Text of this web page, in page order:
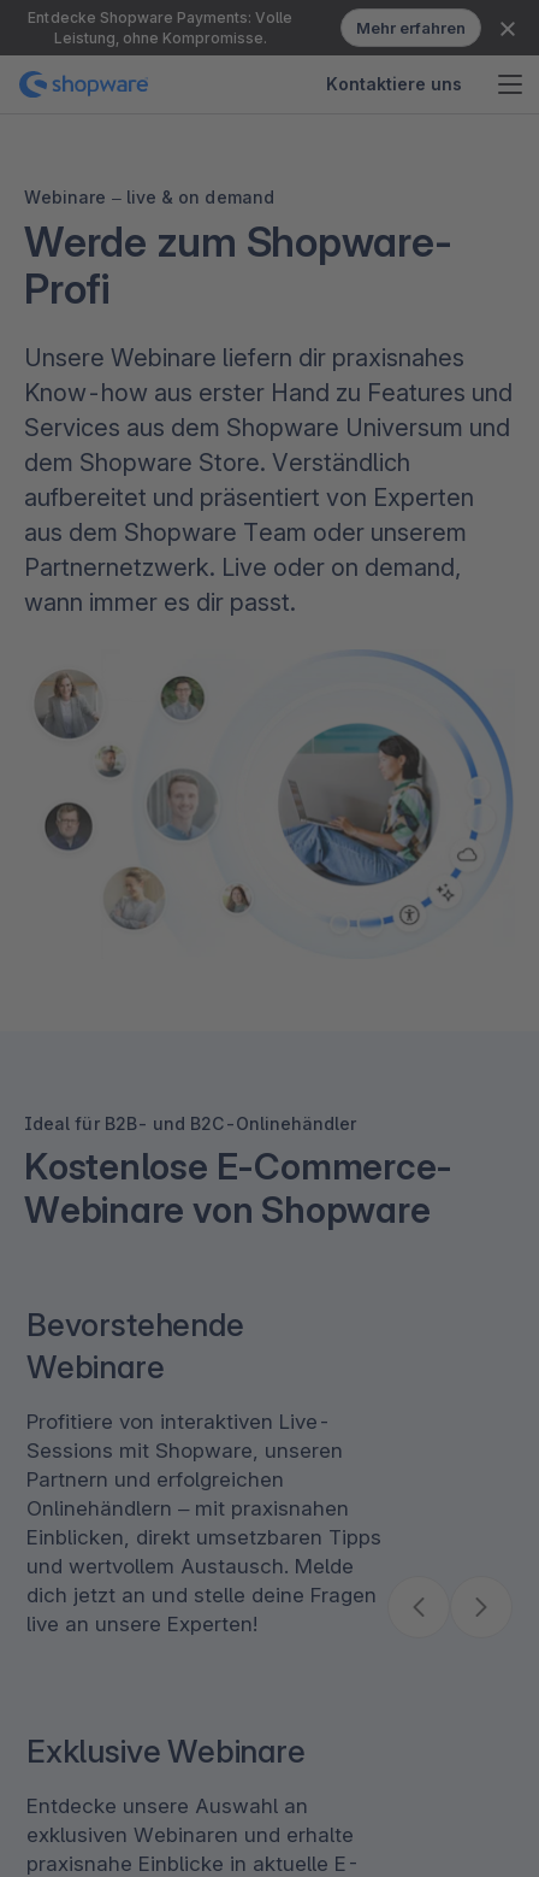
Entdecke Shopware Payments: Volle
Leistung, ohne Kompromisse.
Mehr erfahren
Kontaktiere uns
Webinare – live & on demand
Werde zum Shopware-
Profi
Unsere Webinare liefern dir praxisnahes
Know-how aus erster Hand zu Features und
Services aus dem Shopware Universum und
dem Shopware Store. Verständlich
aufbereitet und präsentiert von Experten
aus dem Shopware Team oder unserem
Partnernetzwerk. Live oder on demand,
wann immer es dir passt.
Ideal für B2B- und B2C-Onlinehändler
Kostenlose E-Commerce-
Webinare von Shopware
Bevorstehende
Webinare
Profitiere von interaktiven Live-
Sessions mit Shopware, unseren
Partnern und erfolgreichen
Onlinehändlern – mit praxisnahen
Einblicken, direkt umsetzbaren Tipps
und wertvollem Austausch. Melde
dich jetzt an und stelle deine Fragen
live an unsere Experten!
Exklusive Webinare
Entdecke unsere Auswahl an
exklusiven Webinaren und erhalte
praxisnahe Einblicke in aktuelle E-